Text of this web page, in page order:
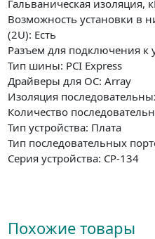
Гальваническая изоляция,
Возможность установки в
(2U): Есть
Разъем для подключения к
Тип шины: PCI Express
Драйверы для ОС: Array
Изоляция
Количество
Тип устройства: Плата
Тип последовательных
Серия устройства: CP-134
Похожие товары